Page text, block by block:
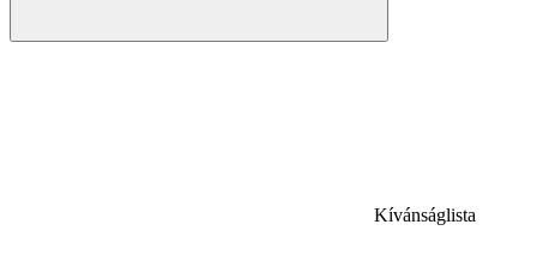
Kívánságlista